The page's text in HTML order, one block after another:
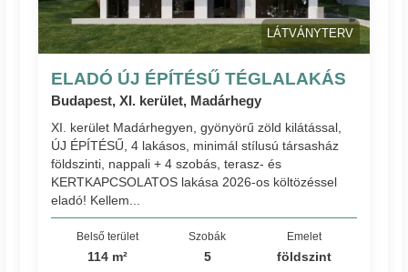
LÁTVÁNYTERV
ELADÓ ÚJ ÉPÍTÉSŰ TÉGLALAKÁS
Budapest, XI. kerület, Madárhegy
XI. kerület Madárhegyen, gyönyörű zöld kilátással,
ÚJ ÉPÍTÉSŰ, 4 lakásos, minimál stílusú társasház
földszinti, nappali + 4 szobás, terasz- és
KERTKAPCSOLATOS lakása 2026-os költözéssel
eladó! Kellem...
Belső terület
114 m²
Szobák
5
Emelet
földszint